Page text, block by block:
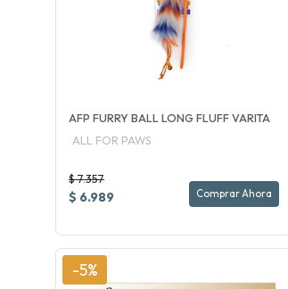
AFP FURRY BALL LONG FLUFF VARITA
ALL FOR PAWS
$ 7.357
$ 6.989 Comprar Ahora
-5%